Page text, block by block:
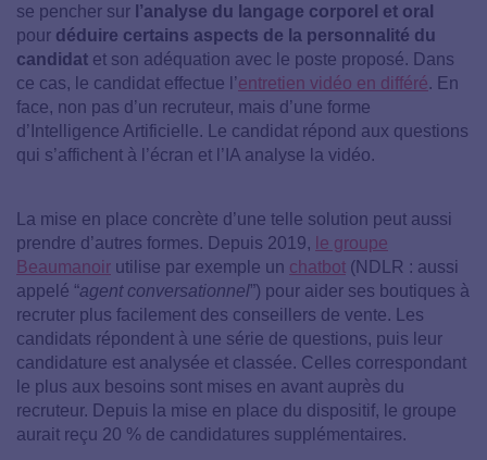
se pencher sur l’analyse du langage corporel et oral
pour déduire certains aspects de la personnalité du
candidat et son adéquation avec le poste proposé. Dans
ce cas, le candidat effectue l’entretien vidéo en différé. En
face, non pas d’un recruteur, mais d’une forme
d’Intelligence Artificielle. Le candidat répond aux questions
qui s’affichent à l’écran et l’IA analyse la vidéo.
La mise en place concrète d’une telle solution peut aussi
prendre d’autres formes. Depuis 2019, le groupe
Beaumanoir utilise par exemple un chatbot (NDLR : aussi
appelé “agent conversationnel”) pour aider ses boutiques à
recruter plus facilement des conseillers de vente. Les
candidats répondent à une série de questions, puis leur
candidature est analysée et classée. Celles correspondant
le plus aux besoins sont mises en avant auprès du
recruteur. Depuis la mise en place du dispositif, le groupe
aurait reçu 20 % de candidatures supplémentaires.